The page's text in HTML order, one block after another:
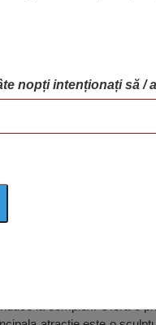
OBIECTIVELOR
Ochin Dol
la complex. Oferă o
nopți intenționați să /